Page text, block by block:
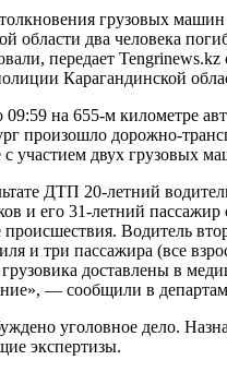
грузовых машин
области два человека
передает Tengrinews.kz
Карагандинской
09:59 на 655-м километре
произошло дорожно-
с участием двух грузовых
ДТП 20-летний
и его 31-летний пассажир
происшествия. Водитель
и три пассажира (все
доставлены в
— сообщили в
уголовное дело.
экспертизы.